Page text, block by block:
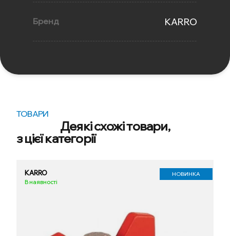
Бренд KARRO
ТОВАРИ
Деякі схожі товари,
з цієї категорії
KARRO
В наявності
НОВИНКА